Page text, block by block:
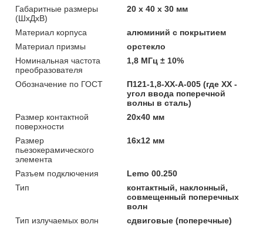
Габаритные размеры
(ШхДхВ)
20 х 40 х 30 мм
Материал корпуса
алюминий с покрытием
Материал призмы
орстекло
Номинальная частота
преобразователя
1,8 МГц ± 10%
Обозначение по ГОСТ
П121-1,8-ХХ-А-005 (где XX -
угол ввода поперечной
волны в сталь)
Размер контактной
поверхности
20х40 мм
Размер
пьезокерамического
элемента
16х12 мм
Разъем подключения
Lemo 00.250
Тип
контактный, наклонный,
совмещенный поперечных
волн
Тип излучаемых волн
сдвиговые (поперечные)